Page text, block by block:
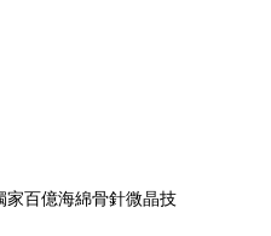
百億海綿骨針微晶技